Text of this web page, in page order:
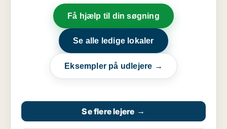
Få hjælp til din søgning
Se alle ledige lokaler
Eksempler på udlejere →
Se flere lejere →